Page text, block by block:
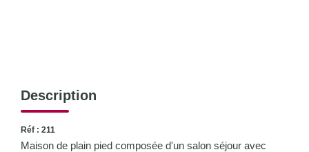
Description
Réf : 211
Maison de plain pied composée d'un salon séjour avec